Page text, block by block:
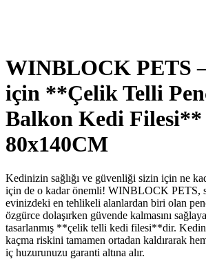
WINBLOCK PETS
için **Çelik Telli
Balkon Kedi Filesi**
80x140CM
Kedinizin sağlığı ve güvenliği sizin için ne
için de o kadar önemli! WINBLOCK PETS,
evinizdeki en tehlikeli alanlardan biri olan
özgürce dolaşırken güvende kalmasını
tasarlanmış **çelik telli kedi filesi**dir.
kaçma riskini tamamen ortadan kaldırarak
iç huzurunuzu garanti altına alır.